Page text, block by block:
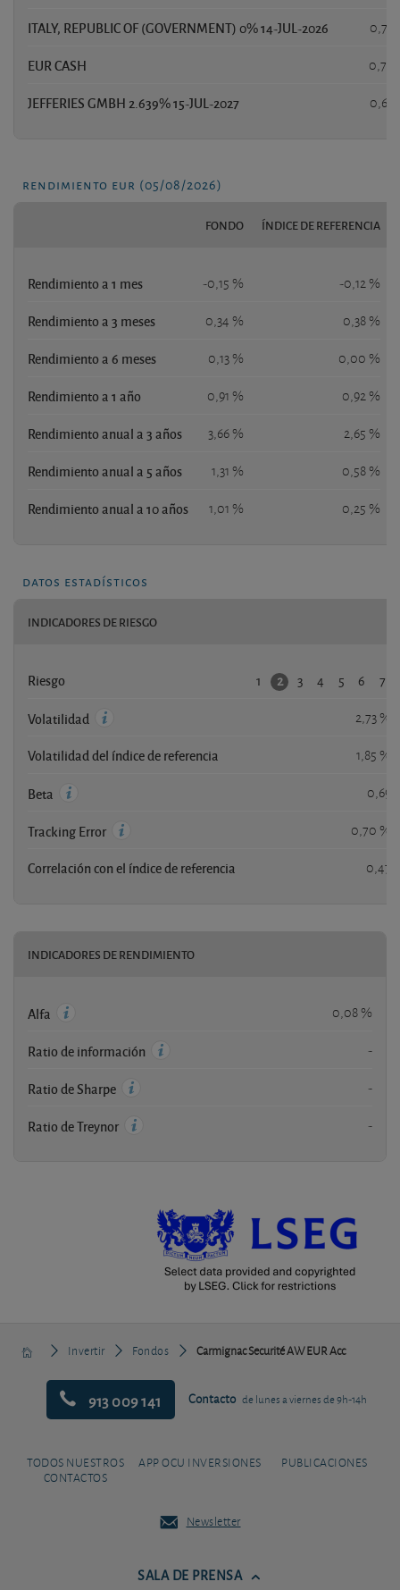
ITALY, REPUBLIC OF (GOVERNMENT) 0% 14-JUL-2026 0,79
EUR CASH 0,74
JEFFERIES GMBH 2.639% 15-JUL-2027 0,69
rendimiento eur (05/08/2026)
FONDO ÍNDICE DE REFERENCIA
Rendimiento a 1 mes -0,15 % -0,12 %
Rendimiento a 3 meses 0,34 % 0,38 %
Rendimiento a 6 meses 0,13 % 0,00 %
Rendimiento a 1 año 0,91 % 0,92 %
Rendimiento anual a 3 años 3,66 % 2,65 %
Rendimiento anual a 5 años 1,31 % 0,58 %
Rendimiento anual a 10 años 1,01 % 0,25 %
datos estadísticos
INDICADORES DE RIESGO
Riesgo 1 2 3 4 5 6 7
Volatilidad 2,73 %
Volatilidad del índice de referencia 1,85 %
Beta 0,69
Tracking Error 0,70 %
Correlación con el índice de referencia 0,47
INDICADORES DE RENDIMIENTO
Alfa 0,08 %
Ratio de información -
Ratio de Sharpe -
Ratio de Treynor -
Invertir Fondos Carmignac Securité AW EUR Acc
913 009 141 Contacto de lunes a viernes de 9h-14h
TODOS NUESTROS
CONTACTOS
APP OCU INVERSIONES PUBLICACIONES
Newsletter
SALA DE PRENSA